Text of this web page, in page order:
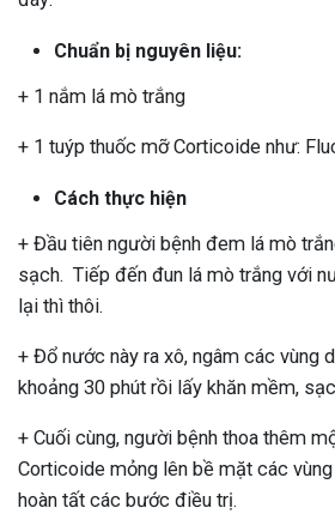
Chuẩn bị nguyên liệu:
+ 1 nắm lá mò trắng
+ 1 tuýp thuốc mỡ Corticoide như:
Cách thực hiện
+ Đầu tiên người bệnh đem lá mò
sạch. Tiếp đến đun lá mò trắng với
lại thì thôi.
+ Đổ nước này ra xô, ngâm các vùng
khoảng 30 phút rồi lấy khăn mềm,
+ Cuối cùng, người bệnh thoa thêm
Corticoide mỏng lên bề mặt các
hoàn tất các bước điều trị.